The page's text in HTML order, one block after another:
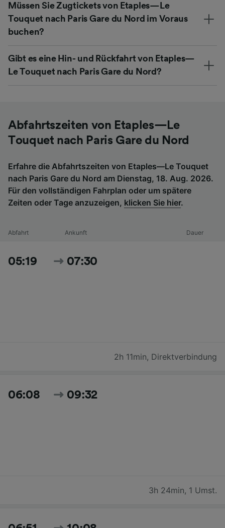
Müssen Sie Zugtickets von Etaples—Le
Touquet nach Paris Gare du Nord im Voraus
buchen?
Gibt es eine Hin- und Rückfahrt von Etaples—
Le Touquet nach Paris Gare du Nord?
Abfahrtszeiten von Etaples—Le
Touquet nach Paris Gare du Nord
Erfahre die Abfahrtszeiten von Etaples—Le Touquet
nach Paris Gare du Nord am Dienstag, 18. Aug. 2026.
Für den vollständigen Fahrplan oder um spätere
Zeiten oder Tage anzuzeigen, klicken Sie hier.
Abfahrt Ankunft Dauer
05:19 07:30
2h 11min, Direktverbindung
06:08 09:32
3h 24min, 1 Umst.